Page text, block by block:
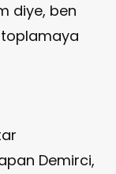
diye, ben
Demirci,